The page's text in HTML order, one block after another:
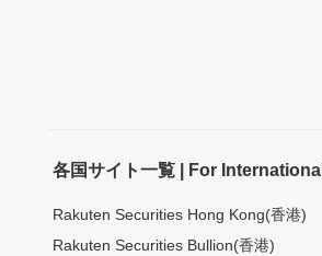
各国サイト一覧 | For International
Rakuten Securities Hong Kong(香港)
Rakuten Securities Bullion(香港)